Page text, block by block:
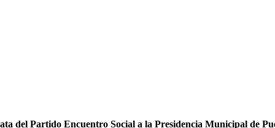
del Partido Encuentro Social a la Presidencia Municipal de